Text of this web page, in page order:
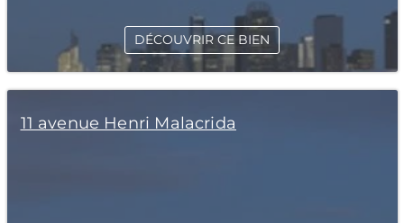
DÉCOUVRIR CE BIEN
11 avenue Henri Malacrida